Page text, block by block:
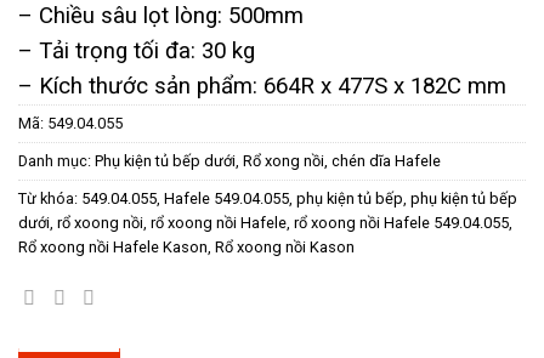
– Chiều sâu lọt lòng: 500mm
– Tải trọng tối đa: 30 kg
– Kích thước sản phẩm: 664R x 477S x 182C mm
Mã: 549.04.055
Danh mục: Phụ kiện tủ bếp dưới Rổ xong nồi, chén dĩa Hafele
Từ khóa: 549.04.055 Hafele 549.04.055 phụ kiện tủ bếp phụ kiện tủ bếp
dưới rổ xoong nồi rổ xoong nồi Hafele rổ xoong nồi Hafele 549.04.055
Rổ xoong nồi Hafele Kason Rổ xoong nồi Kason